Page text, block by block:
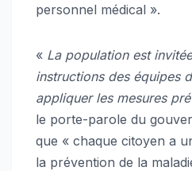
personnel médical ».
« La population est
instructions des équipes
appliquer les mesures
le porte-parole du
que « chaque citoyen a
la prévention de la